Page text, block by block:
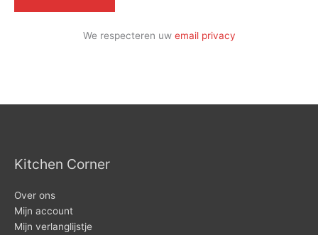
We respecteren uw email privacy
Kitchen Corner
Over ons
Mijn account
Mijn verlanglijstje